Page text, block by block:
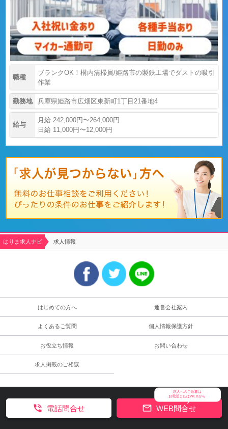
職種
ブランクOK！構内清掃員/姫路市の製鉄工場でダストの吸引
作業
勤務地 兵庫県姫路市広畑区東新町1丁目21番地4
給与
月給 242,000円〜264,000円
日給 11,000円〜12,000円
はりま求人ナビ 求人情報
はじめての方へ 運営会社案内
よくあるご質問 個人情報保護方針
お役立ち情報 お問い合わせ
求人掲載のご相談
求人へのご応募は
お電話またはWEBから
 WEB問合せ
 電話問合せ